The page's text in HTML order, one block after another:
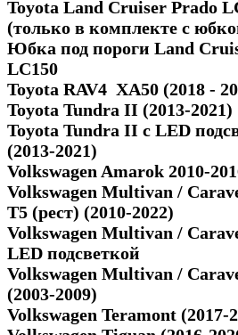
Toyota Land Cruiser Prado
(только в комплекте с
Юбка под пороги Land
LC150
Toyota RAV4 ХА50 (2018 -
Toyota Tundra II (2013-2021)
Toyota Tundra II c LED
(2013-2021)
Volkswagen Amarok 2010-
Volkswagen Multivan /
Т5 (рест) (2010-2022)
Volkswagen Multivan /
LED подсветкой
Volkswagen Multivan /
(2003-2009)
Volkswagen Teramont (2017-